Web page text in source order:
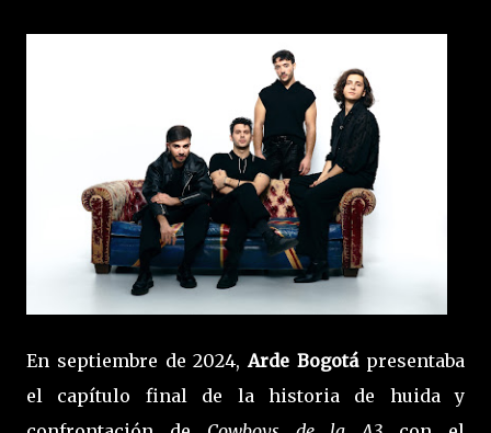
En septiembre de 2024,Arde Bogotápresentaba
el capítulo final de la historia de huida y